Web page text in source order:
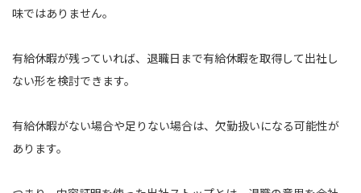
味ではありません。
有給休暇が残っていれば、退職日まで有給休暇を取得して出社し
ない形を検討できます。
有給休暇がない場合や足りない場合は、欠勤扱いになる可能性が
あります。